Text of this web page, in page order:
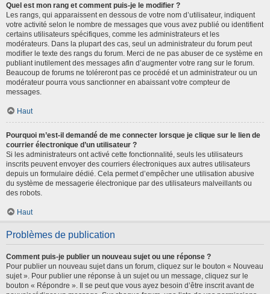
Quel est mon rang et comment puis-je le modifier ?
Les rangs, qui apparaissent en dessous de votre nom d’utilisateur, indiquent
votre activité selon le nombre de messages que vous avez publié ou identifient
certains utilisateurs spécifiques, comme les administrateurs et les
modérateurs. Dans la plupart des cas, seul un administrateur du forum peut
modifier le texte des rangs du forum. Merci de ne pas abuser de ce système en
publiant inutilement des messages afin d’augmenter votre rang sur le forum.
Beaucoup de forums ne toléreront pas ce procédé et un administrateur ou un
modérateur pourra vous sanctionner en abaissant votre compteur de
messages.
Haut
Pourquoi m’est-il demandé de me connecter lorsque je clique sur le lien de
courrier électronique d’un utilisateur ?
Si les administrateurs ont activé cette fonctionnalité, seuls les utilisateurs
inscrits peuvent envoyer des courriers électroniques aux autres utilisateurs
depuis un formulaire dédié. Cela permet d’empêcher une utilisation abusive
du système de messagerie électronique par des utilisateurs malveillants ou
des robots.
Haut
Problèmes de publication
Comment puis-je publier un nouveau sujet ou une réponse ?
Pour publier un nouveau sujet dans un forum, cliquez sur le bouton « Nouveau
sujet ». Pour publier une réponse à un sujet ou un message, cliquez sur le
bouton « Répondre ». Il se peut que vous ayez besoin d’être inscrit avant de